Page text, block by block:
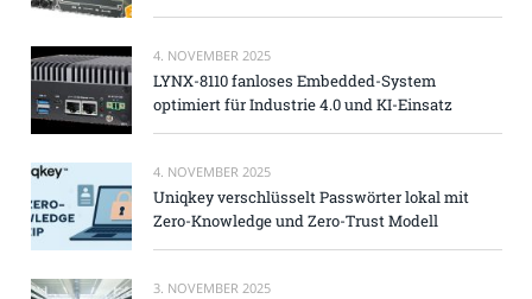
4. NOVEMBER 2025
LYNX-8110 fanloses Embedded-System
optimiert für Industrie 4.0 und KI-Einsatz
4. NOVEMBER 2025
Uniqkey verschlüsselt Passwörter lokal mit
Zero-Knowledge und Zero-Trust Modell
3. NOVEMBER 2025